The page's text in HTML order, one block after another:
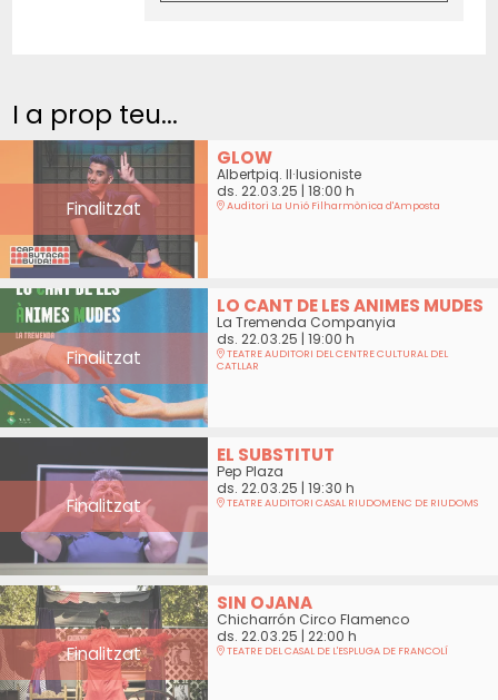
I a prop teu...
Finalitzat
GLOW
Albertpiq. Il·lusioniste
ds. 22.03.25 | 18:00 h
Auditori La Unió Filharmònica d'Amposta
Finalitzat
LO CANT DE LES ANIMES MUDES
La Tremenda Companyia
ds. 22.03.25 | 19:00 h
TEATRE AUDITORI DEL CENTRE CULTURAL DEL
CATLLAR
Finalitzat
EL SUBSTITUT
Pep Plaza
ds. 22.03.25 | 19:30 h
TEATRE AUDITORI CASAL RIUDOMENC DE RIUDOMS
Finalitzat
SIN OJANA
Chicharrón Circo Flamenco
ds. 22.03.25 | 22:00 h
TEATRE DEL CASAL DE L'ESPLUGA DE FRANCOLÍ